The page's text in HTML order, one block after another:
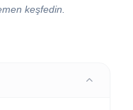
keşfedin.